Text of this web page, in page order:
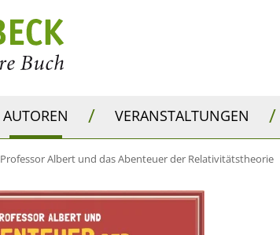
AUTOREN / VERANSTALTUNGEN /
Professor Albert und das Abenteuer der Relativitätstheorie